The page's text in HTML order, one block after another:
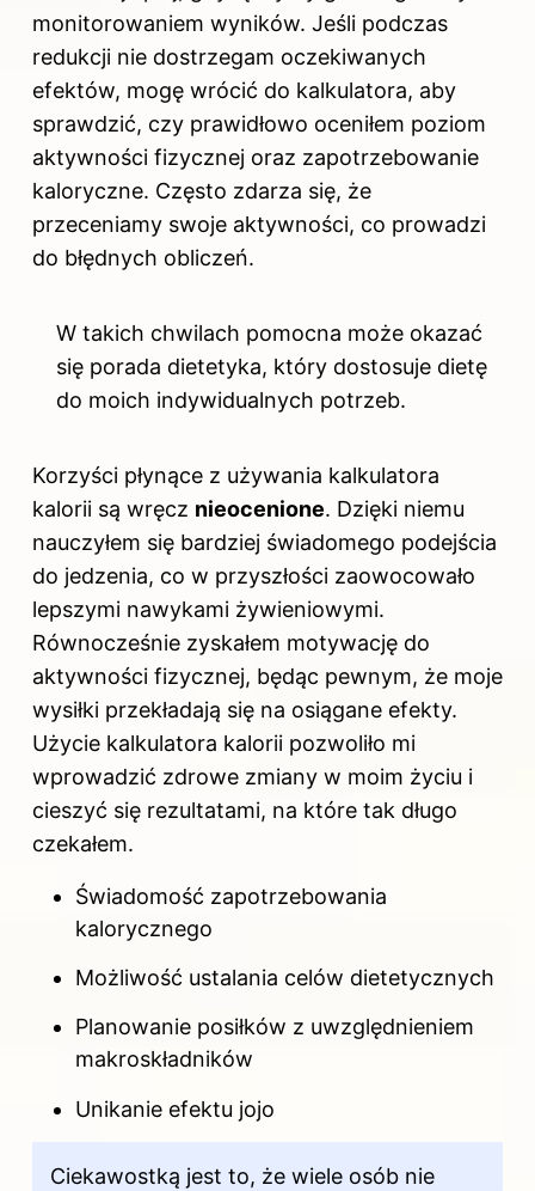
monitorowaniem wyników. Jeśli podczas
redukcji nie dostrzegam oczekiwanych
efektów, mogę wrócić do kalkulatora, aby
sprawdzić, czy prawidłowo oceniłem poziom
aktywności fizycznej oraz zapotrzebowanie
kaloryczne. Często zdarza się, że
przeceniamy swoje aktywności, co prowadzi
do błędnych obliczeń.
W takich chwilach pomocna może okazać
się porada dietetyka, który dostosuje dietę
do moich indywidualnych potrzeb.
Korzyści płynące z używania kalkulatora
kalorii są wręcz nieocenione. Dzięki niemu
nauczyłem się bardziej świadomego podejścia
do jedzenia, co w przyszłości zaowocowało
lepszymi nawykami żywieniowymi.
Równocześnie zyskałem motywację do
aktywności fizycznej, będąc pewnym, że moje
wysiłki przekładają się na osiągane efekty.
Użycie kalkulatora kalorii pozwoliło mi
wprowadzić zdrowe zmiany w moim życiu i
cieszyć się rezultatami, na które tak długo
czekałem.
Świadomość zapotrzebowania
kalorycznego
Możliwość ustalania celów dietetycznych
Planowanie posiłków z uwzględnieniem
makroskładników
Unikanie efektu jojo
Ciekawostką jest to, że wiele osób nie